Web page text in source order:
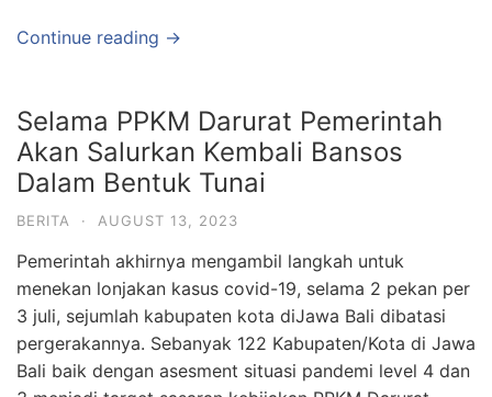
Continue reading →
Selama PPKM Darurat Pemerintah
Akan Salurkan Kembali Bansos
Dalam Bentuk Tunai
BERITA · AUGUST 13, 2023
Pemerintah akhirnya mengambil langkah untuk
menekan lonjakan kasus covid-19, selama 2 pekan per
3 juli, sejumlah kabupaten kota diJawa Bali dibatasi
pergerakannya. Sebanyak 122 Kabupaten/Kota di Jawa
Bali baik dengan asesment situasi pandemi level 4 dan